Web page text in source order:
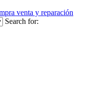
de ocasión,
Pantallas, Teclas,
Procesadores,
Search for: